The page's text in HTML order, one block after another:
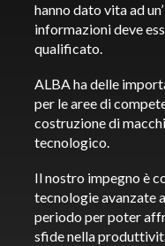
hanno dato vita ad
informazioni deve
qualificato.
ALBA ha delle
per le aree di
costruzione di
tecnologico.
Il nostro impegno è
tecnologie avanzate
periodo per poter
sfide nella